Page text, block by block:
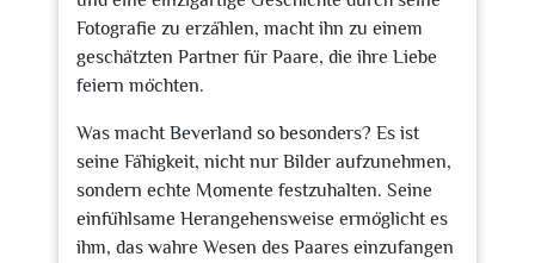
Fotografie zu erzählen, macht ihn zu einem
geschätzten Partner für Paare, die ihre Liebe
feiern möchten.
Was macht Beverland so besonders? Es ist
seine Fähigkeit, nicht nur Bilder aufzunehmen,
sondern echte Momente festzuhalten. Seine
einfühlsame Herangehensweise ermöglicht es
ihm, das wahre Wesen des Paares einzufangen